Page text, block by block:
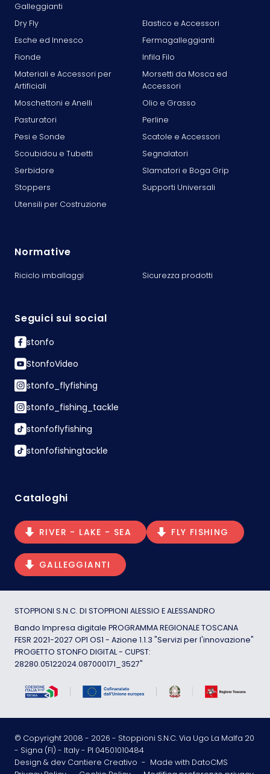
Galleggianti
Dry Fly
Elastico e Accessori
Esche ed Innesco
Fermagalleggianti
Fionde
Infila Filo
Materiali e Accessori per
Artificiali
Morsetti da Mosca ed
Accessori
Moschettoni e Anelli
Olio e Grasso
Pasturatori
Perline
Pesi e Sonde
Scatole e Accessori
Scoubidou e Tubetti
Segnalatori
Serbidore
Slamatori e Boga Grip
Stoppers
Supporti Universali
Utensili per Costruzione
Normative
Riciclo imballaggi Sicurezza prodotti
Seguici sui social
stonfo
StonfoVideo
stonfo_flyfishing
stonfo_fishing_tackle
stonfoflyfishing
stonfofishingtackle
Cataloghi
RIVER - LAKE - SEA FLY FISHING
GALLEGGIANTI
STOPPIONI S.N.C. DI STOPPIONI ALESSIO E ALESSANDRO
Bando Impresa digitale PROGRAMMA REGIONALE TOSCANA
FESR 2021-2027 OP1 OS1 - Azione 1.1.3 "Servizi per l'innovazione"
PROGETTO STONFO DIGITAL - CUPST:
28280.05122024.087000171_3527"
© Copyright 2008 - 2026 - Stoppioni S.N.C. Via Ugo La Malfa 20
- Signa (FI) - Italy - PI 04501010484
Design & dev Cantiere Creativo - Made with DatoCMS